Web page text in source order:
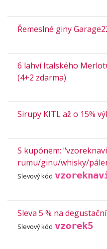
Řemeslné giny
6 lahví Italského
(4+2 zdarma)
Sirupy KITL až o 15%
S kupónem:
rumu/ginu/whisky/
Slevový kód
Sleva 5 % na
Slevový kód vzorek5